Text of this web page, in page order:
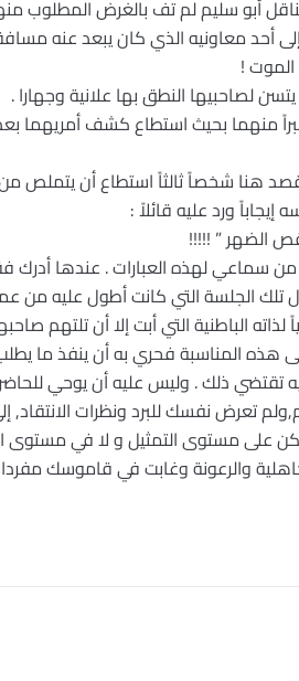
أبو سليم لم تف بالغرض المطلوب
أحد معاونيه الذي كان يبعد عنه
!
لصاحبيها النطق بها علانية وجهارا .
منهما بحيث استطاع كشف أمريهما
هنا شخصاً ثالثاً استطاع أن يتملص من
ورد عليه قائلاً :
الضهر ” !!!!!
من سماعي لهذه العبارات . عندها
تلك الجلسة التي كانت أطول عليه من
الباطنية التي أبت إلا أن تلتهم
هذه المناسبة فحري به أن ينفذ ما
تقتضي ذلك . وليس عليه أن يوحي
تعرض نفسك للبرد ونظرات
على مستوى التمثيل و لا في مستوى
والرعونة وغابت في قاموسك مفردات